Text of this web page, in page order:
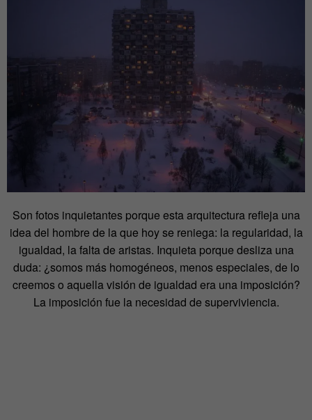
Son fotos inquietantes porque esta arquitectura refleja una
idea del hombre de la que hoy se reniega: la regularidad, la
igualdad, la falta de aristas. Inquieta porque desliza una
duda: ¿somos más homogéneos, menos especiales, de lo
creemos o aquella visión de igualdad era una imposición?
La imposición fue la necesidad de superviviencia.